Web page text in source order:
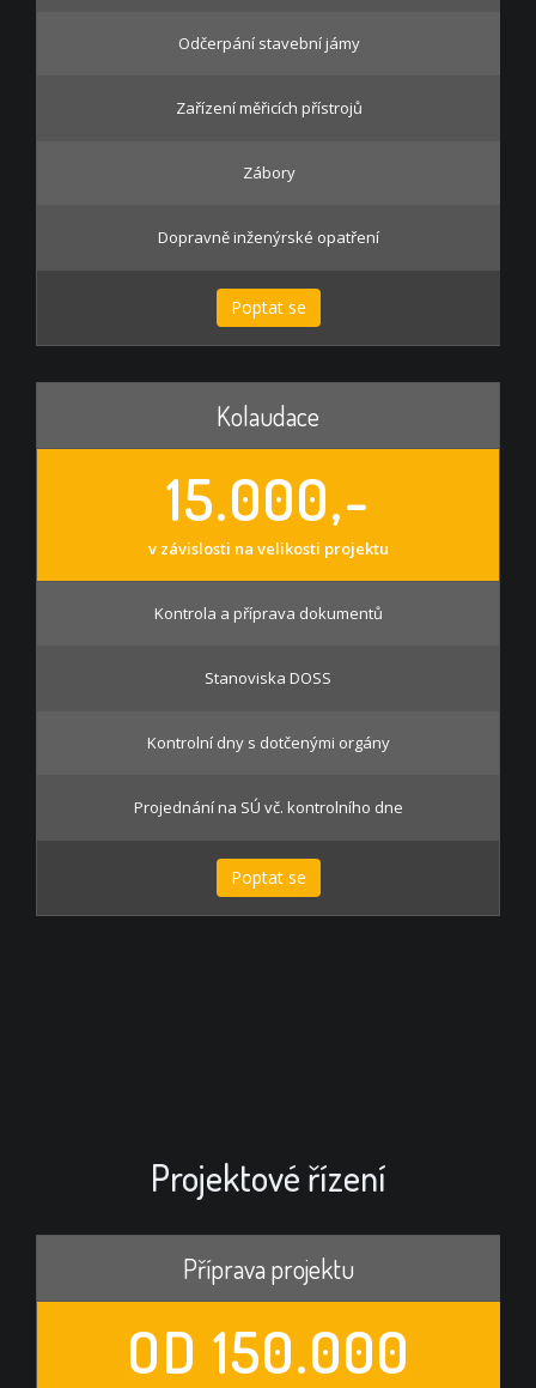
Odčerpání stavební jámy
Zařízení měřicích přístrojů
Zábory
Dopravně inženýrské opatření
Poptat se
Kolaudace
15.000,-
v závislosti na velikosti projektu
Kontrola a příprava dokumentů
Stanoviska DOSS
Kontrolní dny s dotčenými orgány
Projednání na SÚ vč. kontrolního dne
Poptat se
Projektové řízení
Příprava projektu
OD 150.000